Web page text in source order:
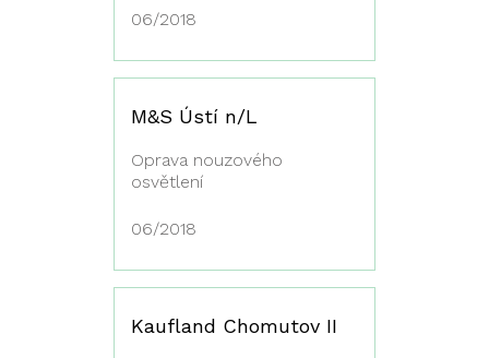
06/2018
M&S Ústí n/L
Oprava nouzového
osvětlení
06/2018
Kaufland Chomutov II